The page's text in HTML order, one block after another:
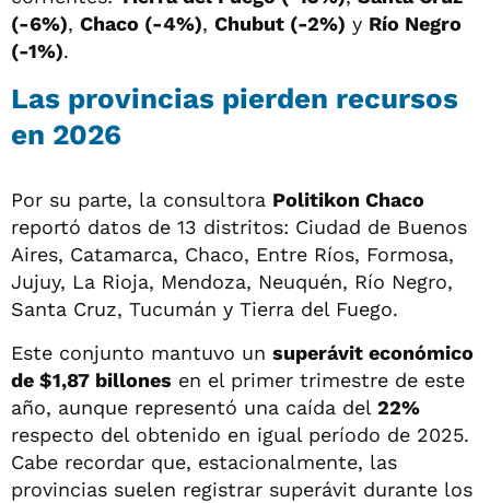
(-6%), Chaco (-4%), Chubut (-2%) y Río Negro
(-1%).
Las provincias pierden recursos
en 2026
Por su parte, la consultora Politikon Chaco
reportó datos de 13 distritos: Ciudad de Buenos
Aires, Catamarca, Chaco, Entre Ríos, Formosa,
Jujuy, La Rioja, Mendoza, Neuquén, Río Negro,
Santa Cruz, Tucumán y Tierra del Fuego.
Este conjunto mantuvo un superávit económico
de $1,87 billones en el primer trimestre de este
año, aunque representó una caída del 22%
respecto del obtenido en igual período de 2025.
Cabe recordar que, estacionalmente, las
provincias suelen registrar superávit durante los